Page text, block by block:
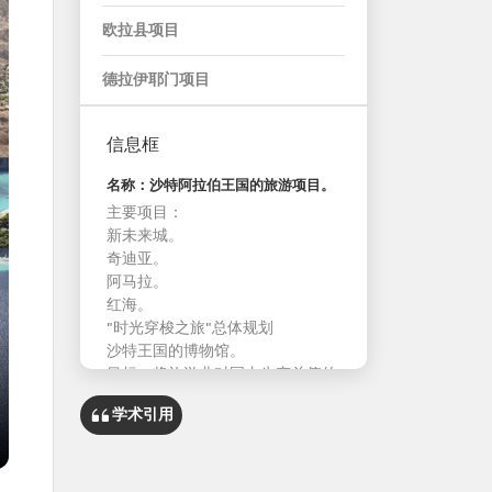
欧拉县项目
德拉伊耶门项目
信息框
名称：沙特阿拉伯王国的旅游项目。
主要项目：
新未来城。
奇迪亚。
阿马拉。
红海。
"时光穿梭之旅"总体规划
沙特王国的博物馆。
目标：将旅游业对国内生产总值的
贡献率提高到 10% 以上。
每年吸引游客 1 亿人次。
学术引用